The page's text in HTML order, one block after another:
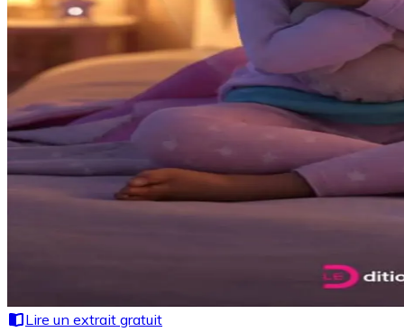
Lire un extrait gratuit